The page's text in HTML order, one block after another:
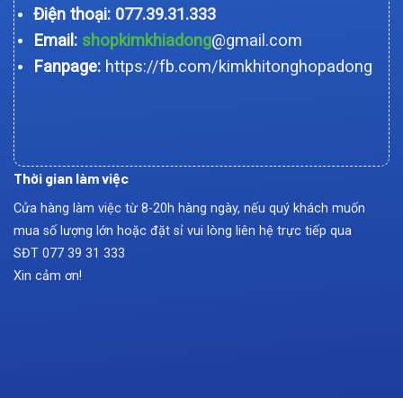
Điện thoại: 077.39.31.333
Email:shopkimkhiadong@gmail.com
Fanpage: https://fb.com/kimkhitonghopadong
Thời gian làm việc
Cửa hàng làm việc từ 8-20h hàng ngày, nếu quý khách muốn
mua số lượng lớn hoặc đặt sỉ vui lòng liên hệ trực tiếp qua
SĐT 077 39 31 333
Xin cảm ơn!